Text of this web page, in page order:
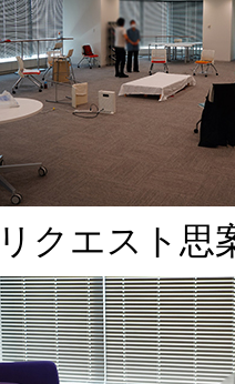
クエスト思